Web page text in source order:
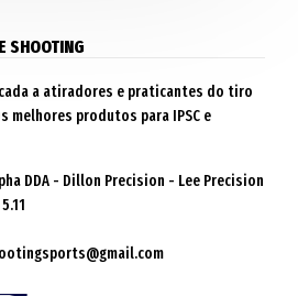
SHOOTING
a atiradores e praticantes do tiro
melhores produtos para IPSC e
DDA - Dillon Precision - Lee Precision